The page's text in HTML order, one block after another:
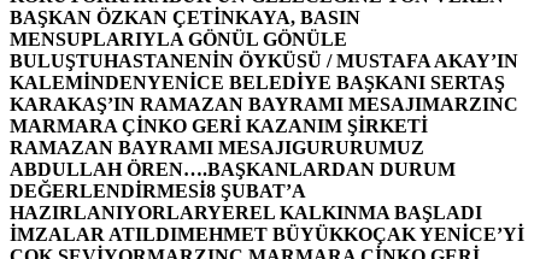
BAŞKAN ÖZKAN ÇETİNKAYA, BASIN
MENSUPLARIYLA GÖNÜL GÖNÜLE
BULUŞTUHASTANENİN ÖYKÜSÜ / MUSTAFA AKAY’IN
KALEMİNDENYENİCE BELEDİYE BAŞKANI SERTAŞ
KARAKAŞ’IN RAMAZAN BAYRAMI MESAJIMARZINC
MARMARA ÇİNKO GERİ KAZANIM ŞİRKETİ
RAMAZAN BAYRAMI MESAJIGURURUMUZ
ABDULLAH ÖREN….BAŞKANLARDAN DURUM
DEĞERLENDİRMESİ8 ŞUBAT’A
HAZIRLANIYORLARYEREL KALKINMA BAŞLADI
İMZALAR ATILDIMEHMET BÜYÜKKOÇAK YENİCE’Yİ